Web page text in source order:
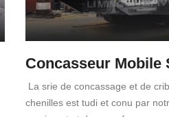
Concasseur Mobile
La srie de concassage et de
chenilles est tudi et conu par